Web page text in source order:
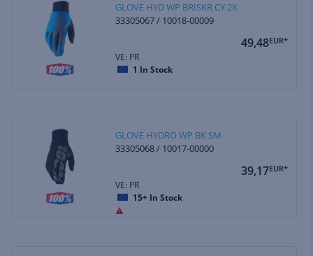
GLOVE HYD WP BRISKR CY 2X
33305067 / 10018-00009
49,48EUR*
VE: PR
1 In Stock
GLOVE HYDRO WP BK SM
33305068 / 10017-00000
39,17EUR*
VE: PR
15+ In Stock